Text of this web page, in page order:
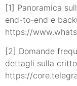
[1] Panoramica
end-to-end e
https://
[2] Domande
dettagli sulla
https://